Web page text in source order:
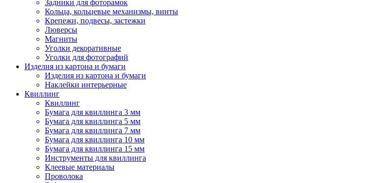
Задники для фоторамок
Кольца, кольцевые механизмы, винты
Крепежи, подвесы, застежки
Люверсы
Магниты
Уголки декоративные
Уголки для фотографий
Изделия из картона и бумаги
Изделия из картона и бумаги
Наклейки интерьерные
Квиллинг
Квиллинг
Бумага для квиллинга 3 мм
Бумага для квиллинга 5 мм
Бумага для квиллинга 7 мм
Бумага для квиллинга 10 мм
Бумага для квиллинга 15 мм
Инструменты для квиллинга
Клеевые материалы
Проволока